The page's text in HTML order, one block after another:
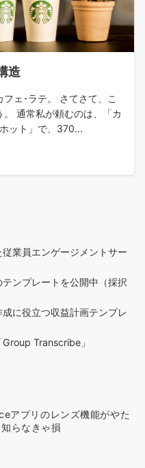
造
ェ･ラテ。 さてさて、こ
通常私が頼むのは、「カ
ット」で、370...
従業員エンゲージメントサー
テンプレートを公開中（採択
成に役立つ収益計画テンプレ
Transcribe」
アプリのレンズ機能がやた
らなきゃ損